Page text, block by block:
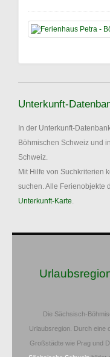
Unterkunft-
In der Unterkunft-
Böhmischen Schweiz und
Schweiz.
Mit Hilfe von Suchkriterien
suchen. Alle Ferienobjekte
Unterkunft-Karte.
Die Sächsisch-
Urlaubsregion. Durch eine
Großstädte wie Prag und